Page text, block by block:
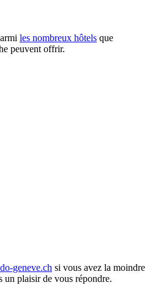
les nombreux hôtels que
peuvent offrir.
geneve.ch si vous avez la moindre
un plaisir de vous répondre.